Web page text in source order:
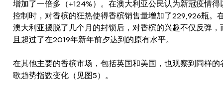
增加了一倍多（+124%）。在澳大利亚公民认为新冠疫情得
控制时，对香槟的狂热使得香槟销售量增加了229,926瓶。
澳大利亚摆脱了几个月的封锁后，对香槟的兴趣不仅反弹，
且超过了在2019年新年前夕达到的原有水平。
在其他主要的香槟市场，包括英国和美国，也观察到同样的
歌趋势指数变化（见图5）。